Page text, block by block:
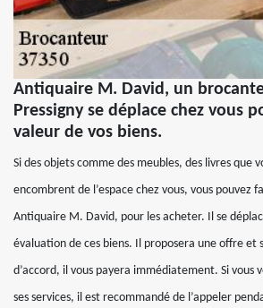
Antiquaire M. David, un
Pressigny se déplace chez vous
valeur de vos biens.
Si des objets comme des meubles, des livres que
encombrent de l’espace chez vous, vous pouvez
Antiquaire M. David, pour les acheter. Il se
évaluation de ces biens. Il proposera une offre et
d’accord, il vous payera immédiatement. Si vous
ses services, il est recommandé de l’appeler